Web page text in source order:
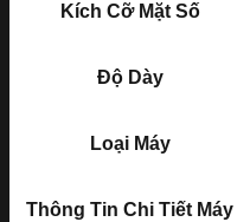
Kích Cỡ Mặt Số
Độ Dày
Loại Máy
Thông Tin Chi Tiết Máy